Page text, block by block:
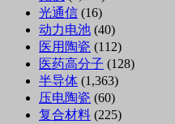
光通信 (16)
动力电池 (40)
医用陶瓷 (112)
医药高分子 (128)
半导体 (1,363)
压电陶瓷 (60)
复合材料 (225)